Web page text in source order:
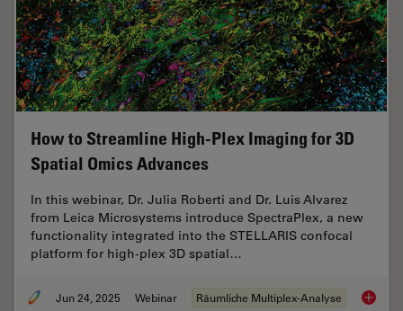
How to Streamline High-Plex Imaging for 3D
Spatial Omics Advances
In this webinar, Dr. Julia Roberti and Dr. Luis Alvarez
from Leica Microsystems introduce SpectraPlex, a new
functionality integrated into the STELLARIS confocal
platform for high-plex 3D spatial…
Jun 24, 2025 Webinar Räumliche Multiplex-Analyse How to